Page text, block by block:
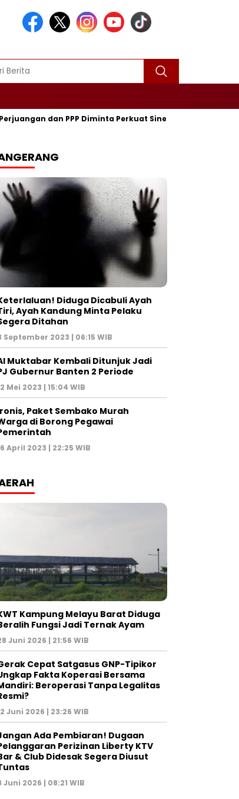
dan PPP Diminta Perkuat Sinergi
Diduga Dicabuli Ayah
Ayah Kandung Minta Pelaku
Ditahan
September 2023 | 06:15 WIB
Muktabar Kembali Ditunjuk Jadi
Gubernur Banten 2 Periode
Mei 2023 | 15:04 WIB
Paket Sembako Murah
di Borong Pegawai
April 2023 | 22:25 WIB
Kampung Melayu Barat Diduga
Fungsi Jadi Ternak Ayam
Juni 2026 | 21:56 WIB
Cepat Satgasus GNP-Tipikor
Fakta Koperasi Bersama
Beroperasi Tanpa Legalitas
Juni 2026 | 23:26 WIB
Ada Pembiaran! Dugaan
Perizinan Liberty KTV
& Club Didesak Segera Diusut
Juni 2026 | 08:21 WIB